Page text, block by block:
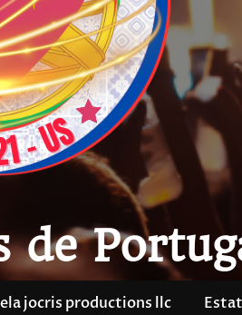
de
jocris productions llc